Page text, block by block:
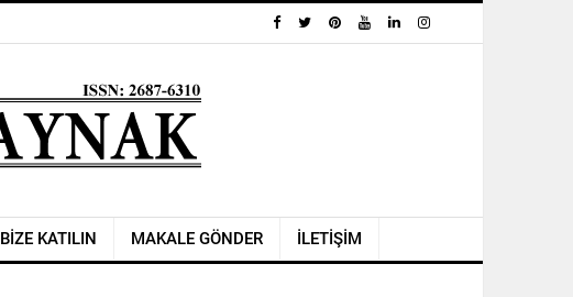
BİZE KATILIN MAKALE GÖNDER İLETİŞİM